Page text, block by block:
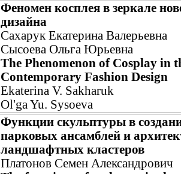
Феномен косплея в зеркале
дизайна
Сахарук Екатерина Валерьевна
Сысоева Ольга Юрьевна
The Phenomenon of Cosplay in
Contemporary Fashion Design
Ekaterina V. Sakharuk
Ol'ga Yu. Sysoeva
Функции скульптуры в
парковых ансамблей и
ландшафтных кластеров
Платонов Семен Александрович